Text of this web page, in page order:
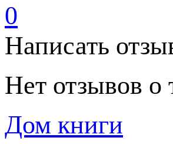
0
Написать
Нет отзывов о
Дом книги